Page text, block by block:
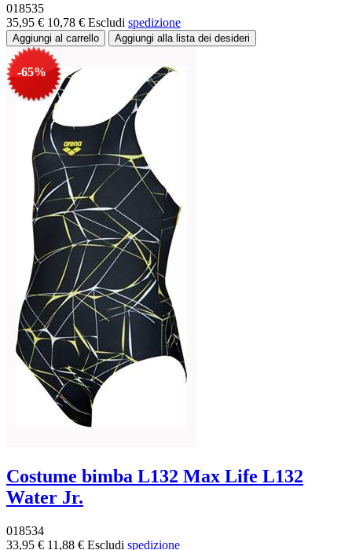
018535
35,95 € 10,78 € Escludi spedizione
-65%
Costume bimba L132 Max Life L132
Water Jr.
018534
33,95 € 11,88 € Escludi spedizione